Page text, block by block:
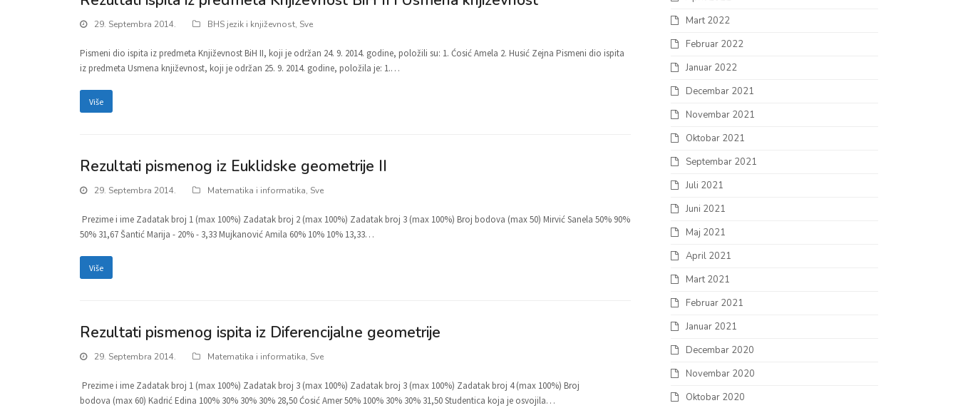
29. Septembra 2014. BHS jezik i književnost, Sve
Pismeni dio ispita iz predmeta Književnost BiH II, koji je održan 24. 9. 2014. godine, položili su: 1. Ćosić Amela 2. Husić Zejna Pismeni dio ispita
iz predmeta Usmena književnost, koji je održan 25. 9. 2014. godine, položila je: 1.…
Više
Rezultati pismenog iz Euklidske geometrije II
29. Septembra 2014. Matematika i informatika, Sve
Prezime i ime Zadatak broj 1 (max 100%) Zadatak broj 2 (max 100%) Zadatak broj 3 (max 100%) Broj bodova (max 50) Mirvić Sanela 50% 90%
50% 31,67 Šantić Marija - 20% - 3,33 Mujkanović Amila 60% 10% 10% 13,33…
Više
Rezultati pismenog ispita iz Diferencijalne geometrije
29. Septembra 2014. Matematika i informatika, Sve
Prezime i ime Zadatak broj 1 (max 100%) Zadatak broj 3 (max 100%) Zadatak broj 3 (max 100%) Zadatak broj 4 (max 100%) Broj
bodova (max 60) Kadrić Edina 100% 30% 30% 30% 28,50 Ćosić Amer 50% 100% 30% 30% 31,50 Studentica koja je osvojila…
Mart 2022
Februar 2022
Januar 2022
Decembar 2021
Novembar 2021
Oktobar 2021
Septembar 2021
Juli 2021
Juni 2021
Maj 2021
April 2021
Mart 2021
Februar 2021
Januar 2021
Decembar 2020
Novembar 2020
Oktobar 2020